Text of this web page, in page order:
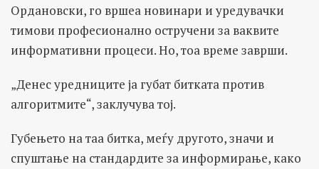
Ордановски, го вршеа новинари и уредувачки
тимови професионално остручени за ваквите
информативни процеси. Но, тоа време заврши.
„Денес уредниците ја губат битката против
алгоритмите“, заклучува тој.
Губењето на таа битка, меѓу другото, значи и
спуштање на стандардите за информирање, како